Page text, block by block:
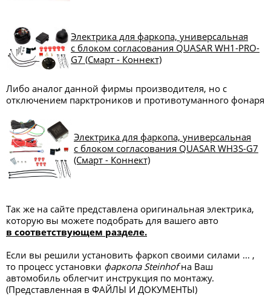
Электрика для фаркопа, универсальная
с блоком согласования QUASAR WH1-PRO-
G7 (Смарт - Коннект)
Либо аналог данной фирмы производителя, но с
отключением парктроников и противотуманного фонаря
Электрика для фаркопа, универсальная
с блоком согласования QUASAR WH3S-G7
(Смарт - Коннект)
Так же на сайте представлена оригинальная электрика,
которую вы можете подобрать для вашего авто
в соответствующем разделе.
Если вы решили установить фаркоп своими силами ... ,
то процесс установки фаркопа Steinhofна Ваш
автомобиль облегчит инструкция по монтажу.
(Представленная в ФАЙЛЫ И ДОКУМЕНТЫ)